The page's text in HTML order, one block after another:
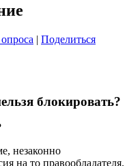
| Поделиться
блокировать?
незаконно
на то правообладателя.